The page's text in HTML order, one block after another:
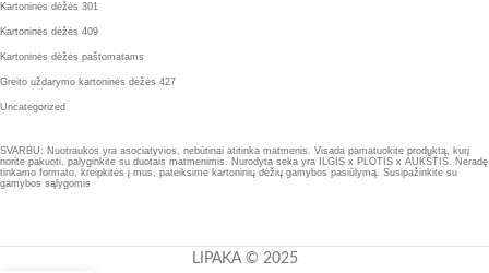
Kartoninės dėžės 301
Kartoninės dėžės 409
Kartoninės dėžės paštomatams
Greito uždarymo kartoninės dėžės 427
Uncategorized
SVARBU: Nuotraukos yra asociatyvios, nebūtinai atitinka matmenis. Visada pamatuokite produktą, kurį
norite pakuoti, palyginkite su duotais matmenimis. Nurodyta seka yra ILGIS x PLOTIS x AUKŠTIS. Neradę
tinkamo formato, kreipkitės į mus, pateiksime kartoninių dėžių gamybos pasiūlymą. Susipažinkite su
gamybos sąlygomis
LIPAKA © 2025